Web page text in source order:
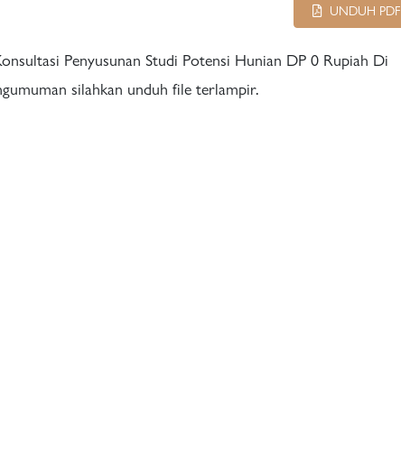
UNDUH PDF
Penyusunan Studi Potensi Hunian DP 0 Rupiah Di
silahkan unduh file terlampir.